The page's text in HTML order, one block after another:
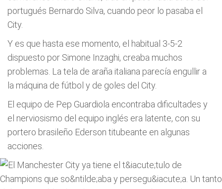
portugués Bernardo Silva, cuando peor lo pasaba el
City.
Y es que hasta ese momento, el habitual 3-5-2
dispuesto por Simone Inzaghi, creaba muchos
problemas. La tela de araña italiana parecía engullir a
la máquina de fútbol y de goles del City.
El equipo de Pep Guardiola encontraba dificultades y
el nerviosismo del equipo inglés era latente, con su
portero brasileño Ederson titubeante en algunas
acciones.